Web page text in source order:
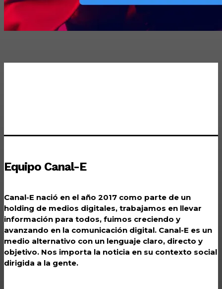
Equipo Canal-E
Canal-E nació en el año 2017 como parte de un
holding de medios digitales, trabajamos en llevar
información para todos, fuimos creciendo y
avanzando en la comunicación digital. Canal-E es un
medio alternativo con un lenguaje claro, directo y
objetivo. Nos importa la noticia en su contexto social
dirigida a la gente.